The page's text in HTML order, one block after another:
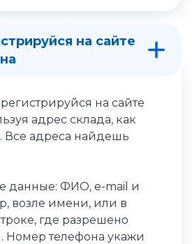
на сайте
на сайте
адрес склада, как
Все адреса найдешь
данные: ФИО, e-mail и
возле имени, или в
где разрешено
Номер телефона укажи